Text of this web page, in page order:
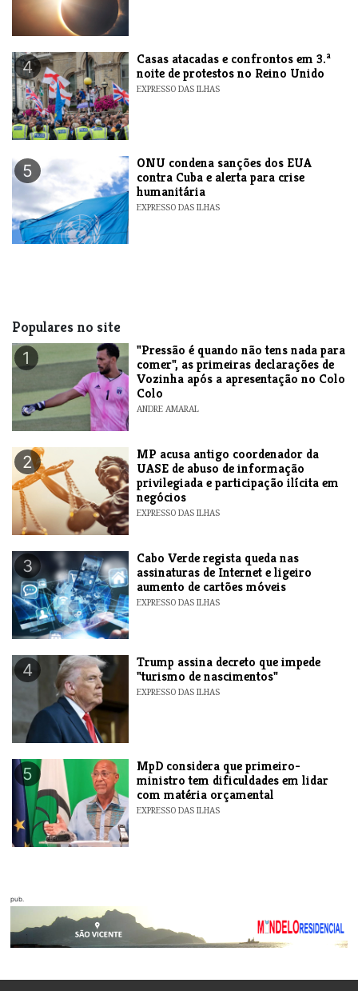
4
Casas atacadas e confrontos em 3.ª
noite de protestos no Reino Unido
EXPRESSO DAS ILHAS
5
ONU condena sanções dos EUA
contra Cuba e alerta para crise
humanitária
EXPRESSO DAS ILHAS
Populares no site
1
"Pressão é quando não tens nada para
comer", as primeiras declarações de
Vozinha após a apresentação no Colo
Colo
ANDRE AMARAL
2
MP acusa antigo coordenador da
UASE de abuso de informação
privilegiada e participação ilícita em
negócios
EXPRESSO DAS ILHAS
3
Cabo Verde regista queda nas
assinaturas de Internet e ligeiro
aumento de cartões móveis
EXPRESSO DAS ILHAS
4
Trump assina decreto que impede
"turismo de nascimentos"
EXPRESSO DAS ILHAS
5
MpD considera que primeiro-
ministro tem dificuldades em lidar
com matéria orçamental
EXPRESSO DAS ILHAS
pub.